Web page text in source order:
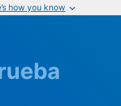
how you know